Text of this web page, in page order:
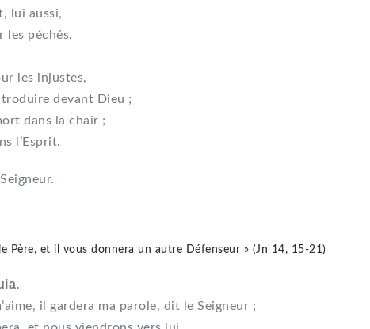
lui aussi,
les péchés,
les injustes,
devant Dieu ;
dans la chair ;
l’Esprit.
Père, et il vous donnera un autre Défenseur » (Jn 14, 15-21)
il gardera ma parole, dit le Seigneur ;